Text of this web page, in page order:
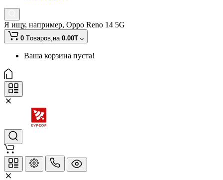
Я ищу, например, Oppo Reno 14 5G
0 Tоваров,на 0.00T
Ваша корзина пуста!